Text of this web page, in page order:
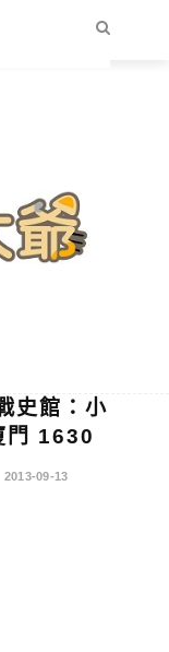
史館：小
門 1630
2013-09-13